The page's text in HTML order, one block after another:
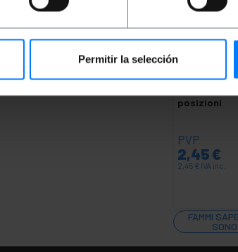
Permitir la selección
BEMATIK
posizioni
PVP
2,45€
2,45 € IVA inc.
FAMMI